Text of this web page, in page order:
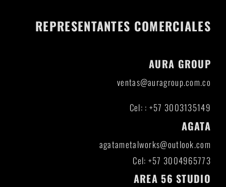
REPRESENTANTES COMERCIALES
AURA GROUP
ventas@auragroup.com.co
Cel: : +57 3003135149
AGATA
agatametalworks@outlook.com
Cel: +57 3004965773
AREA 56 STUDIO